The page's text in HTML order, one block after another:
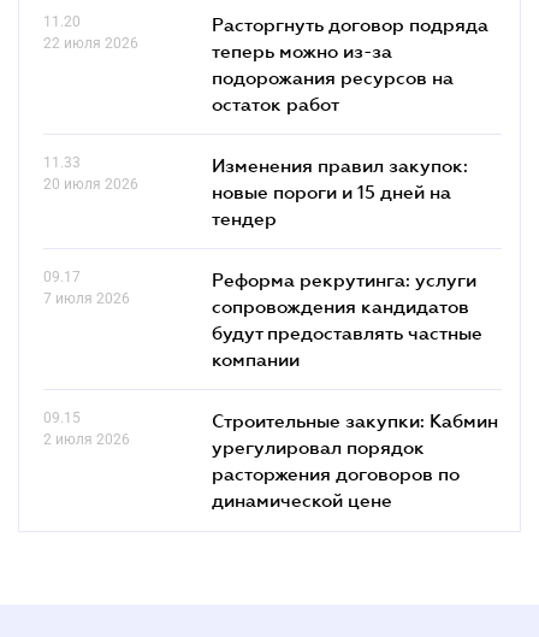
11.20
22 июля 2026
Расторгнуть договор подряда
теперь можно из-за
подорожания ресурсов на
остаток работ
11.33
20 июля 2026
Изменения правил закупок:
новые пороги и 15 дней на
тендер
09.17
7 июля 2026
Реформа рекрутинга: услуги
сопровождения кандидатов
будут предоставлять частные
компании
09.15
2 июля 2026
Строительные закупки: Кабмин
урегулировал порядок
расторжения договоров по
динамической цене